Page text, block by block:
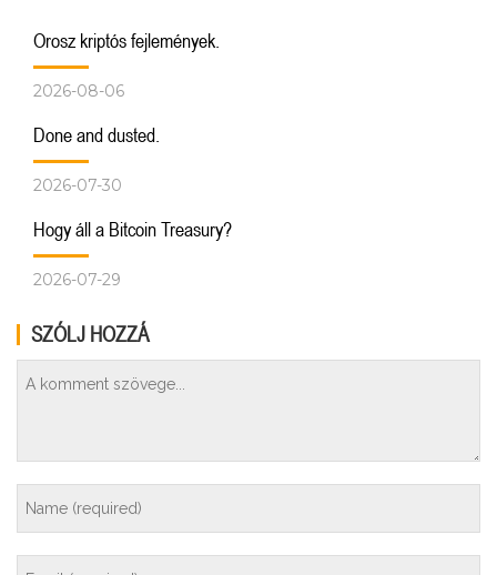
Orosz kriptós fejlemények.
2026-08-06
Done and dusted.
2026-07-30
Hogy áll a Bitcoin Treasury?
2026-07-29
SZÓLJ HOZZÁ